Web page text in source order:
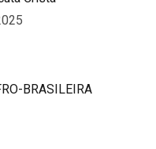
BRASILEIRA